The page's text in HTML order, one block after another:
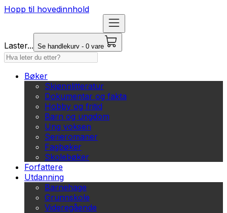
Hopp til hovedinnhold
Laster... Se handlekurv - 0 vare
Bøker
Skjønnlitteratur
Dokumentar og fakta
Hobby og fritid
Barn og ungdom
Ung voksen
Serieromaner
Fagbøker
Skolebøker
Forfattere
Utdanning
Barnehage
Grunnskole
Videregående